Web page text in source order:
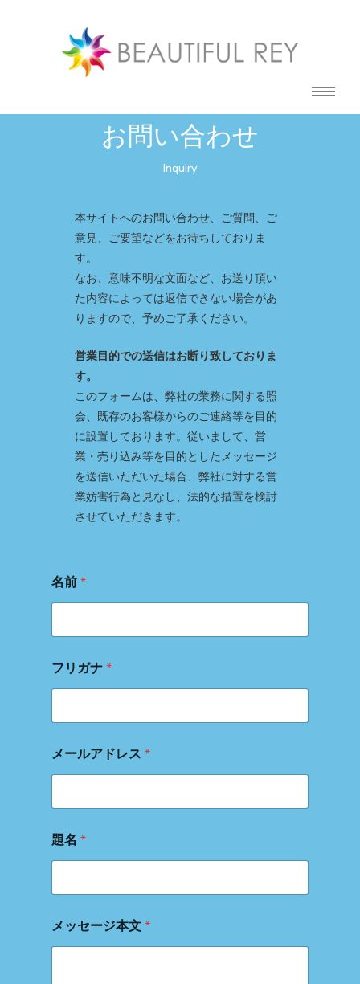
お問い合わせ
Inquiry
本サイトへのお問い合わせ、ご質問、ご
意見、ご要望などをお待ちしておりま
す。
なお、意味不明な文面など、お送り頂い
た内容によっては返信できない場合があ
りますので、予めご了承ください。
営業目的での送信はお断り致しておりま
す。
このフォームは、弊社の業務に関する照
会、既存のお客様からのご連絡等を目的
に設置しております。従いまして、営
業・売り込み等を目的としたメッセージ
を送信いただいた場合、弊社に対する営
業妨害行為と見なし、法的な措置を検討
させていただきます。
名前*
名
メ
ル
ド
レ
ス
前
フリガナ*
メールアドレス *
題名 *
メッセージ本文*